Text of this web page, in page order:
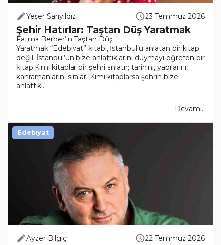
Yeşer Sarıyıldız 23 Temmuz 2026
Şehir Hatırlar: Taştan Düş Yaratmak
Fatma Berber’in Taştan Düş
Yaratmak “Edebiyat” kitabı, İstanbul’u anlatan bir kitap
değil; İstanbul’un bize anlattıklarını duymayı öğreten bir
kitap.Kimi kitaplar bir şehri anlatır; tarihini, yapılarını,
kahramanlarını sıralar. Kimi kitaplarsa şehrin bize
anlattıkl..
Devamı..
Ayzer Bilgiç 22 Temmuz 2026
Edebiyat